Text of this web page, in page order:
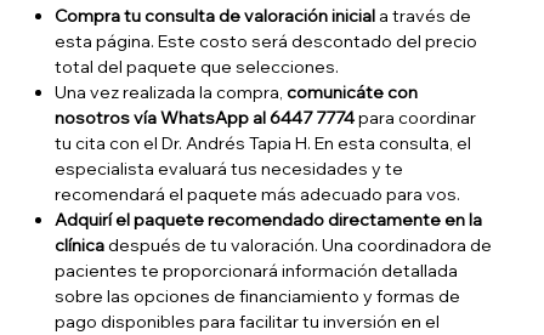
Compra tu consulta de valoración inicial a través de
esta página. Este costo será descontado del precio
total del paquete que selecciones.
Una vez realizada la compra,comunicáte con
nosotros vía WhatsApp al 6447 7774para coordinar
tu cita con el Dr. Andrés Tapia H. En esta consulta, el
especialista evaluará tus necesidades y te
recomendará el paquete más adecuado para vos.
Adquirí el paquete recomendado directamente en la
clínicadespués de tu valoración. Una coordinadora de
pacientes te proporcionará información detallada
sobre las opciones de financiamiento y formas de
pago disponibles para facilitar tu inversión en el